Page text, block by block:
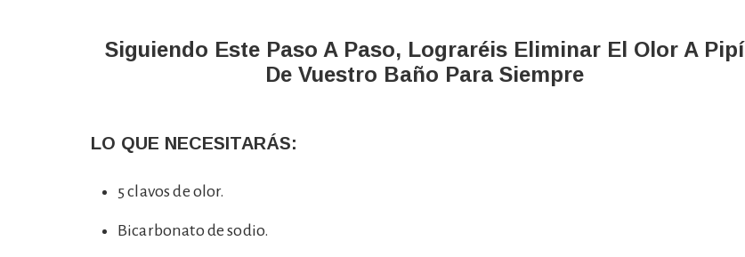
Siguiendo Este Paso A Paso, Lograréis Eliminar El Olor A Pipí
De Vuestro Baño Para Siempre
LO QUE NECESITARÁS:
5 clavos de olor.
Bicarbonato de sodio.